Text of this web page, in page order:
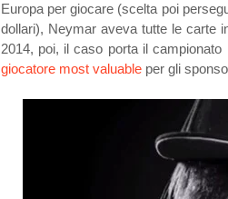
Europa per giocare (scelta poi
dollari), Neymar aveva tutte le carte
2014, poi, il caso porta il
giocatore most valuableper gli